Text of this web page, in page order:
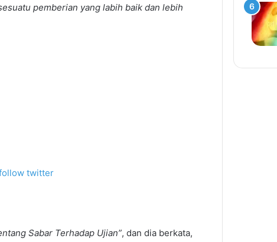
pemberian yang labih baik dan lebih
twitter
Sabar Terhadap Ujian”, dan dia berkata,